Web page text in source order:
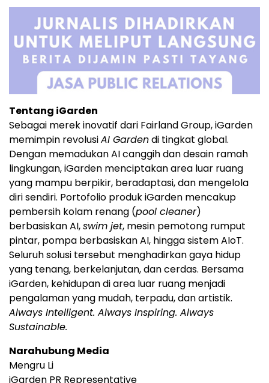
Tentang iGarden
Sebagai merek inovatif dari Fairland Group, iGarden
memimpin revolusiAI Gardendi tingkat global.
Dengan memadukan AI canggih dan desain ramah
lingkungan, iGarden menciptakan area luar ruang
yang mampu berpikir, beradaptasi, dan mengelola
diri sendiri. Portofolio produk iGarden mencakup
pembersih kolam renang (pool cleaner)
berbasiskan AI,swim jet, mesin pemotong rumput
pintar, pompa berbasiskan AI, hingga sistem AIoT.
Seluruh solusi tersebut menghadirkan gaya hidup
yang tenang, berkelanjutan, dan cerdas. Bersama
iGarden, kehidupan di area luar ruang menjadi
pengalaman yang mudah, terpadu, dan artistik.
Always Intelligent. Always Inspiring. Always
Sustainable.
Narahubung Media
Mengru Li
iGarden PR Representative